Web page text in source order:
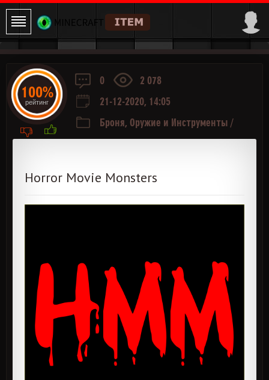
0
2 078
21-12-2020, 14:05
Броня, Оружие и Инструменты /
Horror Movie Monsters
100%
рейтинг